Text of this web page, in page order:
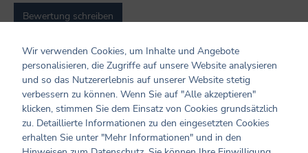
Bewertung schreiben
Bewertungen nur in der aktuellen Sprache anzeigen.
Keine Bewertungen gefunden. Teilen Sie Ihre
Erfahrungen mit anderen.
Wir verwenden Cookies, um Inhalte und Angebote
personalisieren, die Zugriffe auf unsere Website analysieren
und so das Nutzererlebnis auf unserer Website stetig
verbessern zu können. Wenn Sie auf "Alle akzeptieren"
klicken, stimmen Sie dem Einsatz von Cookies grundsätzlich
zu. Detaillierte Informationen zu den eingesetzten Cookies
erhalten Sie unter "Mehr Informationen" und in den